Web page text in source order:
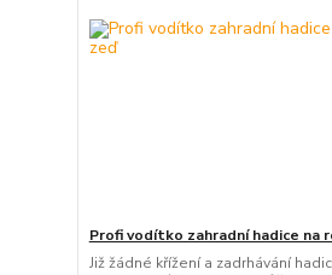
Profi vodítko zahradní hadice na
Již žádné křížení a zadrhávání